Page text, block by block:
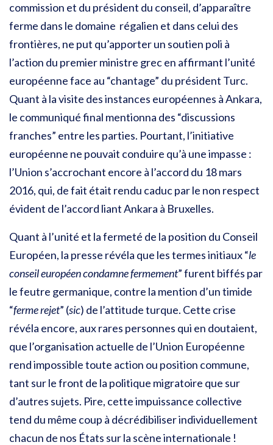
commission et du président du conseil, d’apparaître
ferme dans le domaine régalien et dans celui des
frontières, ne put qu’apporter un soutien poli à
l’action du premier ministre grec en affirmant l’unité
européenne face au “chantage” du président Turc.
Quant à la visite des instances européennes à Ankara,
le communiqué final mentionna des “discussions
franches” entre les parties. Pourtant, l’initiative
européenne ne pouvait conduire qu’à une impasse :
l’Union s’accrochant encore à l’accord du 18 mars
2016, qui, de fait était rendu caduc par le non respect
évident de l’accord liant Ankara à Bruxelles.
Quant à l’unité et la fermeté de la position du Conseil
Européen, la presse révéla que les termes initiaux “le
conseil européen condamne fermement” furent biffés par
le feutre germanique, contre la mention d’un timide
“ferme rejet” (sic) de l’attitude turque. Cette crise
révéla encore, aux rares personnes qui en doutaient,
que l’organisation actuelle de l’Union Européenne
rend impossible toute action ou position commune,
tant sur le front de la politique migratoire que sur
d’autres sujets. Pire, cette impuissance collective
tend du même coup à décrédibiliser individuellement
chacun de nos États sur la scène internationale !